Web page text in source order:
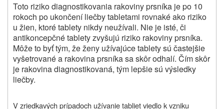
Toto riziko diagnostikovania rakoviny prsníka je po 10
rokoch po ukončení liečby tabletami rovnaké ako riziko
u žien, ktoré tablety nikdy neužívali. Nie je isté, či
antikoncepčné tablety zvyšujú riziko rakoviny prsníka.
Môže to byť tým, že ženy užívajúce tablety sú častejšie
vyšetrované a rakovina prsníka sa skôr odhalí. Čím skôr
je rakovina diagnostikovaná, tým lepšie sú výsledky
liečby.
V zriedkavých prípadoch užívanie tabliet viedlo k vzniku